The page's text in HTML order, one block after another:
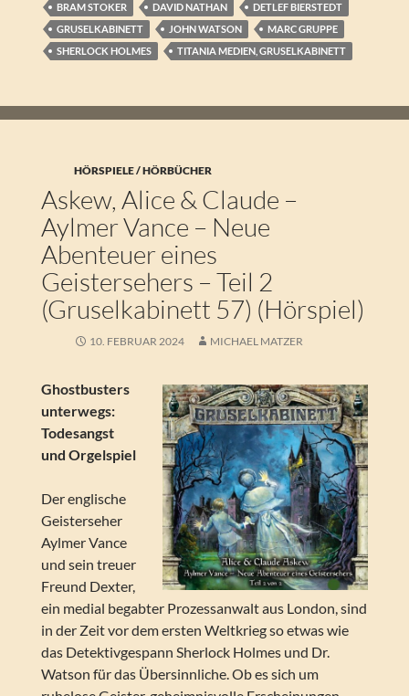
BRAM STOKER DAVID NATHAN
DETLEF BIERSTEDT
GRUSELKABINETT
JOHN WATSON
MARC GRUPPE
SHERLOCK HOLMES
TITANIA MEDIEN, GRUSELKABINETT
HÖRSPIELE / HÖRBÜCHER
Askew, Alice & Claude –
Aylmer Vance – Neue
Abenteuer eines
Geistersehers – Teil 2
(Gruselkabinett 57) (Hörspiel)
10. FEBRUAR 2024 MICHAEL MATZER
Ghostbusters
unterwegs:
Todesangst
und Orgelspiel
Der englische
Geisterseher
Aylmer Vance
und sein treuer
Freund Dexter,
ein medial begabter Prozessanwalt aus London, sind
in der Zeit vor dem ersten Weltkrieg so etwas wie
das Detektivgespann Sherlock Holmes und Dr.
Watson für das Übersinnliche. Ob es sich um